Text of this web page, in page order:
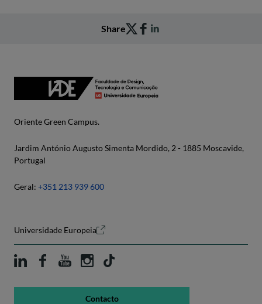
Share
Oriente Green Campus.
Jardim António Augusto Simenta Mordido, 2 - 1885 Moscavide,
Portugal
Geral: +351 213 939 600
Universidade Europeia
Contacto